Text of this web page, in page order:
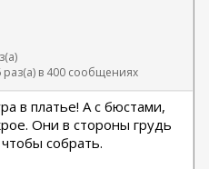
в 400 сообщениях
в платье! А с бюстами,
Они в стороны грудь
собрать.